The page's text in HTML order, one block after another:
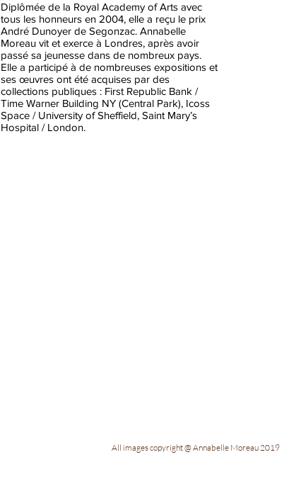
Diplômée de la Royal Academy of Arts avec
tous les honneurs en 2004, elle a reçu le prix
André Dunoyer de Segonzac. Annabelle
Moreau vit et exerce à Londres, après avoir
passé sa jeunesse dans de nombreux pays.
Elle a participé à de nombreuses expositions et
ses œuvres ont été acquises par des
collections publiques : First Republic Bank /
Time Warner Building NY (Central Park), Icoss
Space / University of Sheffield, Saint Mary’s
Hospital / London.
All images copyright @ Annabelle Moreau 2019